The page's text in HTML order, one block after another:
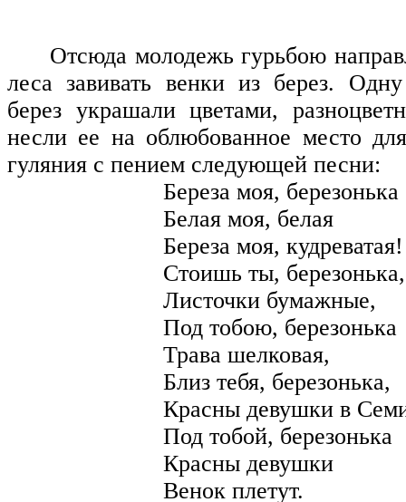
Отсюда молодежь гурьбою
леса завивать венки из берез.
берез украшали цветами,
несли ее на облюбованное место
гуляния с пением следующей песни:
Береза моя, березонька
Белая моя, белая
Береза моя, кудреватая!
Стоишь ты, березонька,
Листочки бумажные,
Под тобою, березонька
Трава шелковая,
Близ тебя, березонька,
Красны девушки в
Под тобой, березонька
Красны девушки
Венок плетут.